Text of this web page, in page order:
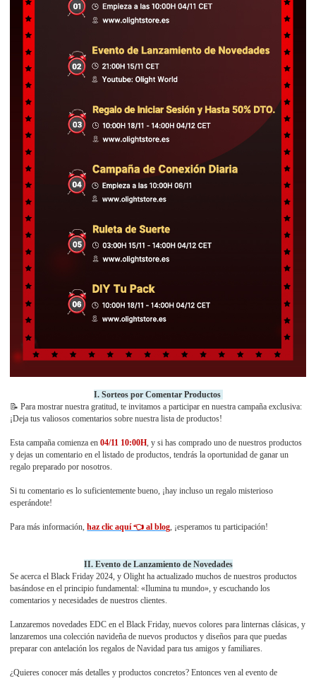
I. Sorteos por Comentar Productos
📝 Para mostrar nuestra gratitud, te invitamos a participar en nuestra campaña exclusiva:
¡Deja tus valiosos comentarios sobre nuestra lista de productos!
Esta campaña comienza en04/11 10:00H, y si has comprado uno de nuestros productos
y dejas un comentario en el listado de productos, tendrás la oportunidad de ganar un
regalo preparado por nosotros.
Si tu comentario es lo suficientemente bueno, ¡hay incluso un regalo misterioso
esperándote!
Para más información,haz clic aquí 👈 al blog, ¡esperamos tu participación!
II. Evento de Lanzamiento de Novedades
Se acerca el Black Friday 2024, y Olight ha actualizado muchos de nuestros productos
basándose en el principio fundamental: «Ilumina tu mundo», y escuchando los
comentarios y necesidades de nuestros clientes.
Lanzaremos novedades EDC en el Black Friday, nuevos colores para linternas clásicas, y
lanzaremos una colección navideña de nuevos productos y diseños para que puedas
preparar con antelación los regalos de Navidad para tus amigos y familiares.
¿Quieres conocer más detalles y productos concretos? Entonces ven al evento de